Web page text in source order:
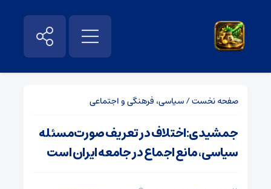
صفحه نخست/سیاسی، فرهنگی و اجتماعی
جمشیدی:اختلاف در تعریف صورت‌مسئله
سیاسی، مانع اجماع در جامعه ایران است